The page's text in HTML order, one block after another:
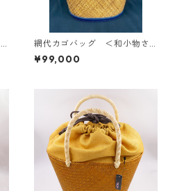
網代カゴバッグ ＜和小物さ
くら＞ SKB-7
¥99,000